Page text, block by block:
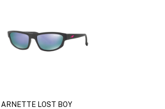
ARNETTE LOST BOY